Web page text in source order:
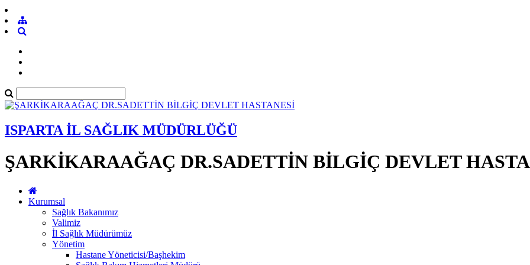
ISPARTA İL SAĞLIK MÜDÜRLÜĞÜ
ŞARKİKARAAĞAÇ DR.SADETTİN BİLGİÇ DEVLET
Kurumsal
Sağlık Bakanımız
Valimiz
İl Sağlık Müdürümüz
Yönetim
Hastane Yöneticisi/Başhekim